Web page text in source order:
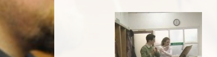
2010-es
2010-es